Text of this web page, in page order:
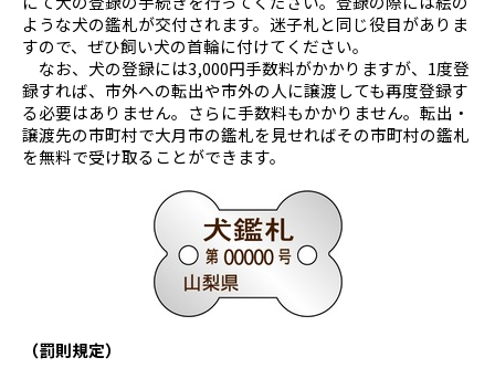
ような犬の鑑札が交付されます。迷子札と同じ役目がありま
すので、ぜひ飼い犬の首輪に付けてください。
なお、犬の登録には3,000円手数料がかかりますが、1度登
録すれば、市外への転出や市外の人に譲渡しても再度登録す
る必要はありません。さらに手数料もかかりません。転出・
譲渡先の市町村で大月市の鑑札を見せればその市町村の鑑札
を無料で受け取ることができます。
（罰則規定）